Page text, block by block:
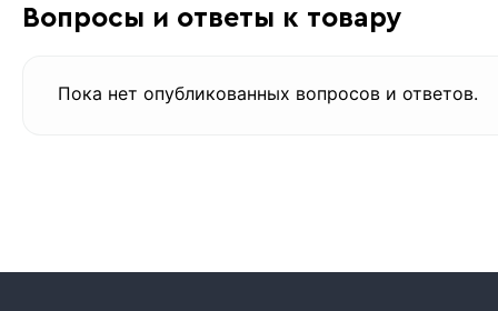
Вопросы и ответы к товару
Пока нет опубликованных вопросов и ответов.